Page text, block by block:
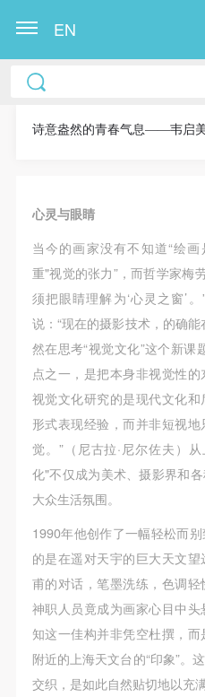
EN
诗意盎然的青春气息——韦启
心灵与眼睛
当今的画家没有不知道“绘
重"视觉的张力”，而哲学家梅
须把眼睛理解为‘心灵之窗’
说：“现在的摄影技术，的确
然在思考“视觉文化”这个新课
点之一，是把本身非视觉性
视觉文化研究的是现代文化
形式表现经验，而并非短视
觉。”（尼古拉·尼尔佐夫）
化"不仅成为美术、摄影界和
大众生活氛围。
1990年他创作了一幅轻松而
的是在遥对天宇的巨大天文
甫的对话，笔墨洗练，色调
神职人员竟成为画家心目中
知这一佳构并非凭空杜撰，
附近的上海天文台的“印象”。
交织，是如此自然贴切地以充
中央美术学院美术馆出版授
称“CAFAM”），愿意将本
果（如参与工作坊创作的
它数字媒体形式公开出版
源总库》《中央美术学院
术馆资料库》等相关资料
在中央美术学院中使用和
关“章程”规定享受相关权益
中央美术学院美术馆活动
第一条
本次活动公平公正、自愿
负的原则。但活动有风险
识。
第二条
参加本次活动者必须遵守
律、法规，必须遵循道德
备以人为本、团结友爱、
品质。
第三条
参加本次活动人员应该是
能力的人，18周岁以上）
中央美术学院美术馆出版授
称“CAFAM”），愿意将本
果（如参与工作坊创作的
它数字媒体形式公开出版
源总库》《中央美术学院
术馆资料库》等相关资料
在中央美术学院中使用和
关“章程”规定享受相关权益
中央美术学院美术馆活动
第一条
本次活动公平公正、自愿
负的原则。但活动有风险
识。
第二条
参加本次活动者必须遵守
律、法规，必须遵循道德
备以人为本、团结友爱、
品质。
第三条
参加本次活动人员应该是
能力的人，18周岁以上）
中央美术学院美术馆出版授
称“CAFAM”），愿意将本
果（如参与工作坊创作的
它数字媒体形式公开出版
源总库》《中央美术学院
术馆资料库》等相关资料
在中央美术学院中使用和
关“章程”规定享受相关权益
中央美术学院美术馆活动
第一条
本次活动公平公正、自愿
负的原则。但活动有风险
识。
第二条
参加本次活动者必须遵守
律、法规，必须遵循道德
备以人为本、团结友爱、
品质。
第三条
参加本次活动人员应该是
能力的人，18周岁以上）